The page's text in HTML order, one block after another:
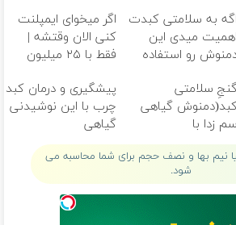
اگه به سلامتی کبدت
اهمیت میدی این
رو استفاده
اگر میخوای ایمپلنت
کنی الان وقتشه |
فقط با ۲۵ میلیون
سلامتی
گیاهی
سم زدا با
55%تخفیف)
پیشگیری و درمان کبد
چرب با این نوشیدنی
گیاهی
نیم بها و نصف حجم برای شما محاسبه می
شود.